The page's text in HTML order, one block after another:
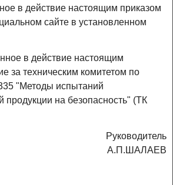
в действие настоящим приказом
сайте в установленном
в действие настоящим
за техническим комитетом по
"Методы испытаний
на безопасность" (ТК
Руководитель
А.П.ШАЛАЕВ